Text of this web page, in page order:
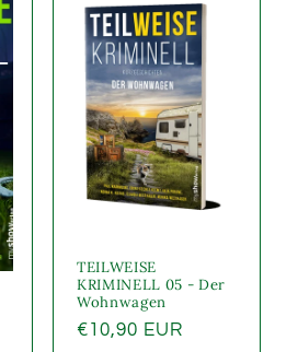
TEILWEISE
KRIMINELL 05 - Der
Wohnwagen
Normaler
€10,90 EUR